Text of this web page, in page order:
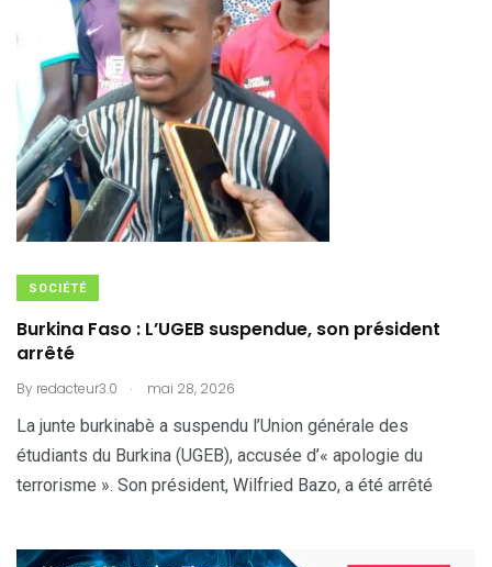
SOCIÉTÉ
Burkina Faso : L’UGEB suspendue, son président
arrêté
By redacteur3.0 . mai 28, 2026
La junte burkinabè a suspendu l’Union générale des
étudiants du Burkina (UGEB), accusée d’« apologie du
terrorisme ». Son président, Wilfried Bazo, a été arrêté